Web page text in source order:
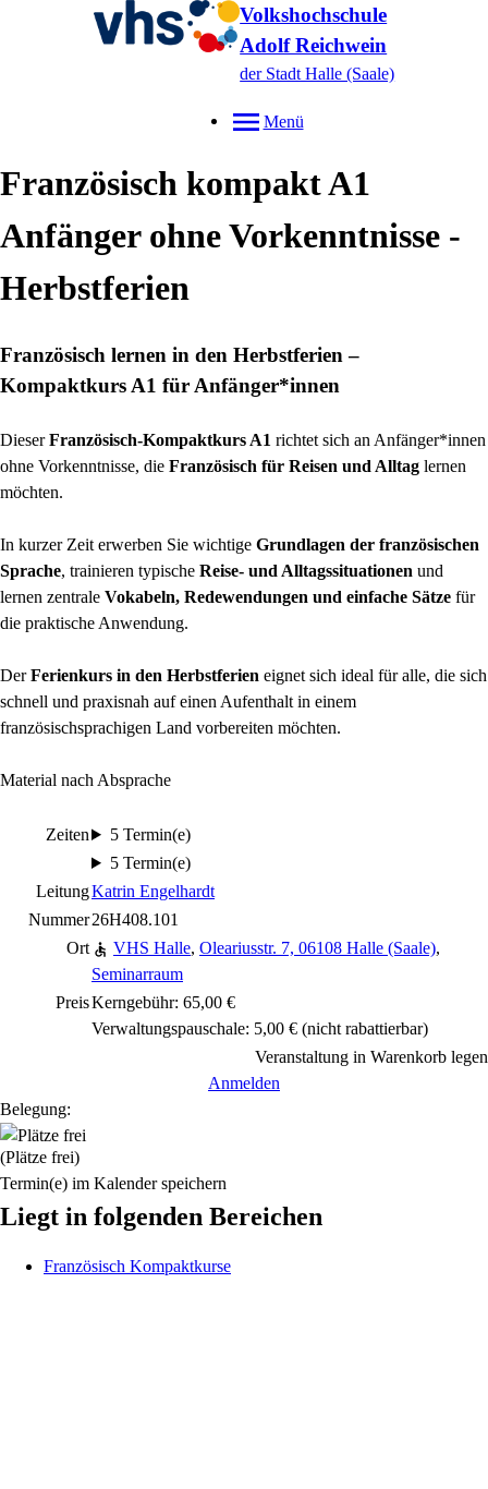
Volkshochschule
Adolf Reichwein
der Stadt Halle (Saale)
Menü
Französisch kompakt A1
Anfänger ohne Vorkenntnisse -
Herbstferien
Französisch lernen in den Herbstferien –
Kompaktkurs A1 für Anfänger*innen
DieserFranzösisch-Kompaktkurs A1 richtet sich an Anfänger*innen
ohne Vorkenntnisse, die Französisch für Reisen und Alltag lernen
möchten.
In kurzer Zeit erwerben Sie wichtige Grundlagen der französischen
Sprache, trainieren typische Reise- und Alltagssituationen und
lernen zentrale Vokabeln, Redewendungen und einfache Sätze für
die praktische Anwendung.
DerFerienkurs in den Herbstferien eignet sich ideal für alle, die sich
schnell und praxisnah auf einen Aufenthalt in einem
französischsprachigen Land vorbereiten möchten.
Material nach Absprache
Zeiten
5 Termin(e)
5 Termin(e)
LeitungKatrin Engelhardt
Nummer26H408.101
Ort
VHS Halle, Oleariusstr. 7, 06108 Halle (Saale),
Seminarraum
PreisKerngebühr: 65,00 €
Verwaltungspauschale: 5,00 € (nicht rabattierbar)
Veranstaltung in Warenkorb legen
Anmelden
Belegung:
(Plätze frei)
Termin(e) im Kalender speichern
Liegt in folgenden Bereichen
Französisch Kompaktkurse